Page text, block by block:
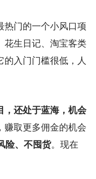
热门的一个小风口项
花生日记、淘宝客类
入门门槛很低，人
，还处于蓝海，机会
赚取更多佣金的机会
险、不囤货。现在